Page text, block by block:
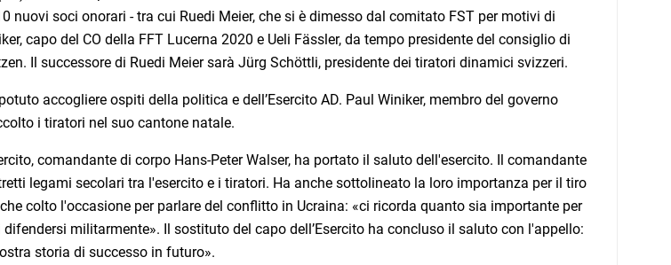
nuovi soci onorari - tra cui Ruedi Meier, che si è dimesso dal comitato FST per motivi di
capo del CO della FFT Lucerna 2020 e Ueli Fässler, da tempo presidente del consiglio di
Il successore di Ruedi Meier sarà Jürg Schöttli, presidente dei tiratori dinamici svizzeri.
accogliere ospiti della politica e dell’Esercito AD. Paul Winiker, membro del governo
i tiratori nel suo cantone natale.
comandante di corpo Hans-Peter Walser, ha portato il saluto dell'esercito. Il comandante
legami secolari tra l'esercito e i tiratori. Ha anche sottolineato la loro importanza per il tiro
colto l'occasione per parlare del conflitto in Ucraina: «ci ricorda quanto sia importante per
difendersi militarmente». Il sostituto del capo dell’Esercito ha concluso il saluto con l'appello:
storia di successo in futuro».